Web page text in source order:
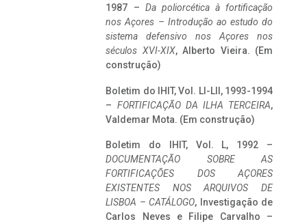
1987 – Da poliorcética à fortificação
nos Açores – Introdução ao estudo do
sistema defensivo nos Açores nos
séculos XVI-XIX, Alberto Vieira. (Em
construção)
Boletim do IHIT, Vol. LI-LII, 1993-1994
– FORTIFICAÇÃO DA ILHA TERCEIRA,
Valdemar Mota. (Em construção)
Boletim do IHIT, Vol. L, 1992 –
DOCUMENTAÇÃO SOBRE AS
FORTIFICAÇÕES DOS AÇORES
EXISTENTES NOS ARQUIVOS DE
LISBOA – CATÁLOGO, Investigação de
Carlos Neves e Filipe Carvalho –